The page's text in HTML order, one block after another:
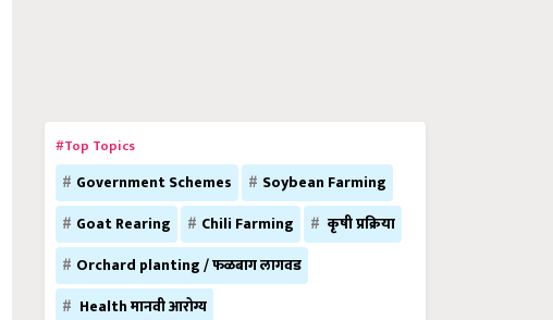
#Top Topics
Government Schemes
Soybean Farming
Goat Rearing
Chili Farming
कृषी प्रक्रिया
Orchard planting / फळबाग लागवड
Health मानवी आरोग्य